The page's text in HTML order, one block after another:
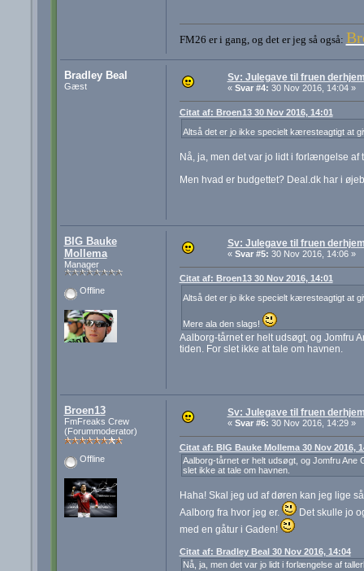
FM26 er i gang, og det er jeg så også:
Bradley Beal
Gæst
Sv: Julegave til fruen
« Svar #4: 30 Nov 2016, 14:04 »
Citat af: Broen13 30 Nov 2016, 14:01
Altså det er jo ikke specielt kæresteagtigt at
Nå, ja, men det var jo lidt i forlængelse af
Men hvad er budgettet? Deal.dk har i
BIG Bauke
Mollema
Manager
Offline
Sv: Julegave til fruen
« Svar #5: 30 Nov 2016, 14:06 »
Citat af: Broen13 30 Nov 2016, 14:01
Altså det er jo ikke specielt kæresteagtigt at
Mere ala den slags!
Aalborg-tårnet er helt udsøgt, og Jomfru
tiden. For slet ikke at tale om havnen.
Broen13
FmFreaks Crew
(Forummoderator)
Offline
Sv: Julegave til fruen
« Svar #6: 30 Nov 2016, 14:29 »
Citat af: BIG Bauke Mollema 30 Nov 2016,
Aalborg-tårnet er helt udsøgt, og Jomfru Ane
slet ikke at tale om havnen.
Haha! Skal jeg ud af døren kan jeg lige
Aalborg fra hvor jeg er.
Det skulle jo
med en gåtur i Gaden!
Citat af: Bradley Beal 30 Nov 2016, 14:04
Nå, ja, men det var jo lidt i forlængelse af